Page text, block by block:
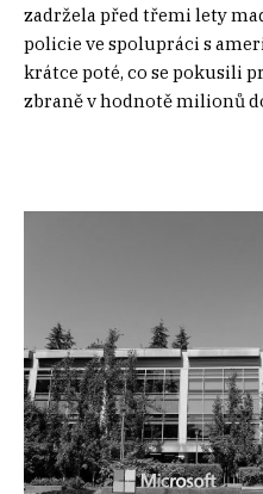
zadržela před třemi lety
policie ve spolupráci s
krátce poté, co se pokusili
zbraně v hodnotě milionů